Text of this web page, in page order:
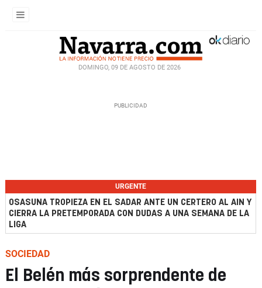
DOMINGO, 09 DE AGOSTO DE 2026
URGENTE
OSASUNA TROPIEZA EN EL SADAR ANTE UN CERTERO AL AIN Y
CIERRA LA PRETEMPORADA CON DUDAS A UNA SEMANA DE LA
LIGA
SOCIEDAD
El Belén más sorprendente de